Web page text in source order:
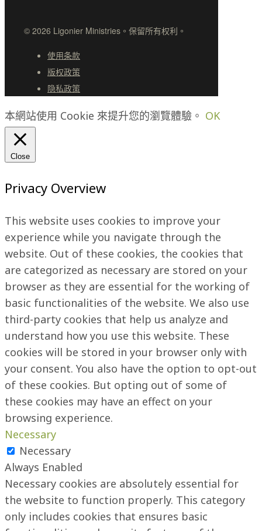
© 2026 Ligonier Ministries。保留所有权利。
使用条款
版权政策
隐私政策
本網站使用 Cookie 來提升您的瀏覽體驗。 OK
Close
Privacy Overview
This website uses cookies to improve your
experience while you navigate through the
website. Out of these cookies, the cookies that
are categorized as necessary are stored on your
browser as they are essential for the working of
basic functionalities of the website. We also use
third-party cookies that help us analyze and
understand how you use this website. These
cookies will be stored in your browser only with
your consent. You also have the option to opt-out
of these cookies. But opting out of some of
these cookies may have an effect on your
browsing experience.
Necessary
Necessary
Always Enabled
Necessary cookies are absolutely essential for
the website to function properly. This category
only includes cookies that ensures basic